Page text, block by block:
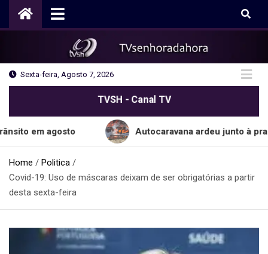
Sexta-feira, Agosto 7, 2026
TVSH - Canal TV
Autocaravana ardeu junto à praia do
Home
Politica
Covid-19: Uso de máscaras deixam de ser obrigatórias a partir
desta sexta-feira